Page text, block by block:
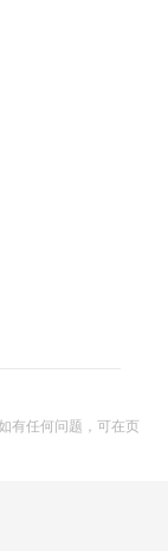
有任何问题，可在页